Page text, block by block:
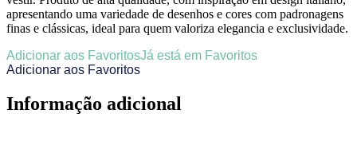
apresentando uma variedade de desenhos e cores com padronagens
finas e clássicas, ideal para quem valoriza elegancia e exclusividade.
Adicionar aos FavoritosJá está em Favoritos
Adicionar aos Favoritos
Informação adicional